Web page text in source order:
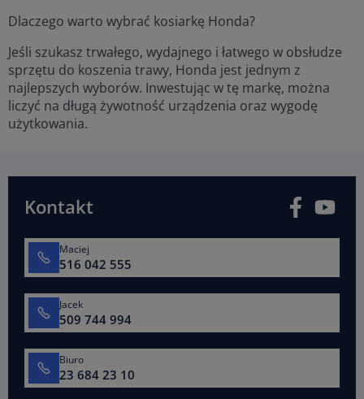
Dlaczego warto wybrać kosiarkę Honda?
Jeśli szukasz trwałego, wydajnego i łatwego w obsłudze
sprzętu do koszenia trawy, Honda jest jednym z
najlepszych wyborów. Inwestując w tę markę, można
liczyć na długą żywotność urządzenia oraz wygodę
użytkowania.
Kontakt Facebook
Maciej
516 042 555
Jacek
509 744 994
Biuro
23 684 23 10